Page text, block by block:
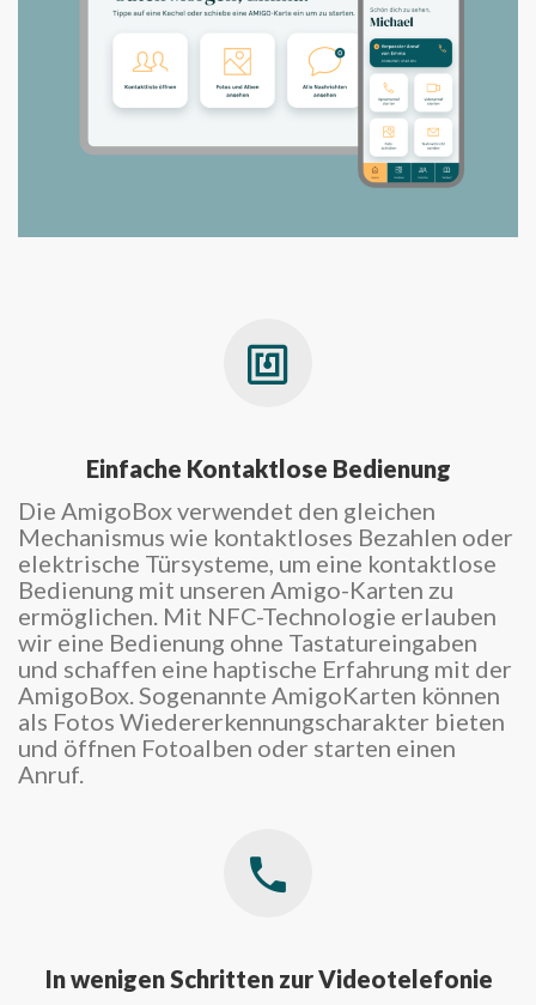
Einfache Kontaktlose Bedienung
Die AmigoBox verwendet den gleichen
Mechanismus wie kontaktloses Bezahlen oder
elektrische Türsysteme, um eine kontaktlose
Bedienung mit unseren Amigo-Karten zu
ermöglichen. Mit NFC-Technologie erlauben
wir eine Bedienung ohne Tastatureingaben
und schaffen eine haptische Erfahrung mit der
AmigoBox. Sogenannte AmigoKarten können
als Fotos Wiedererkennungscharakter bieten
und öffnen Fotoalben oder starten einen
Anruf.
In wenigen Schritten zur Videotelefonie